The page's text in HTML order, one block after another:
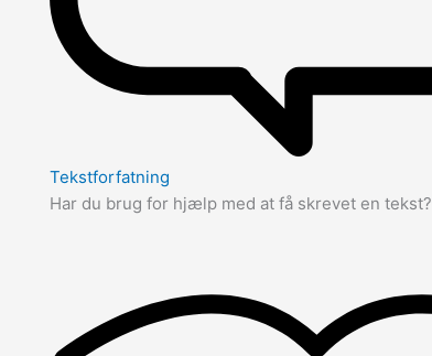
Tekstforfatning
Har du brug for hjælp med at få skrevet en tekst?